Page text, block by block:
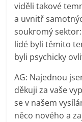
viděli takové
a uvnitř
soukromý
lidé byli těmito
byli psychicky
AG: Najednou
děkuji za vaše
se v našem
něco nového a